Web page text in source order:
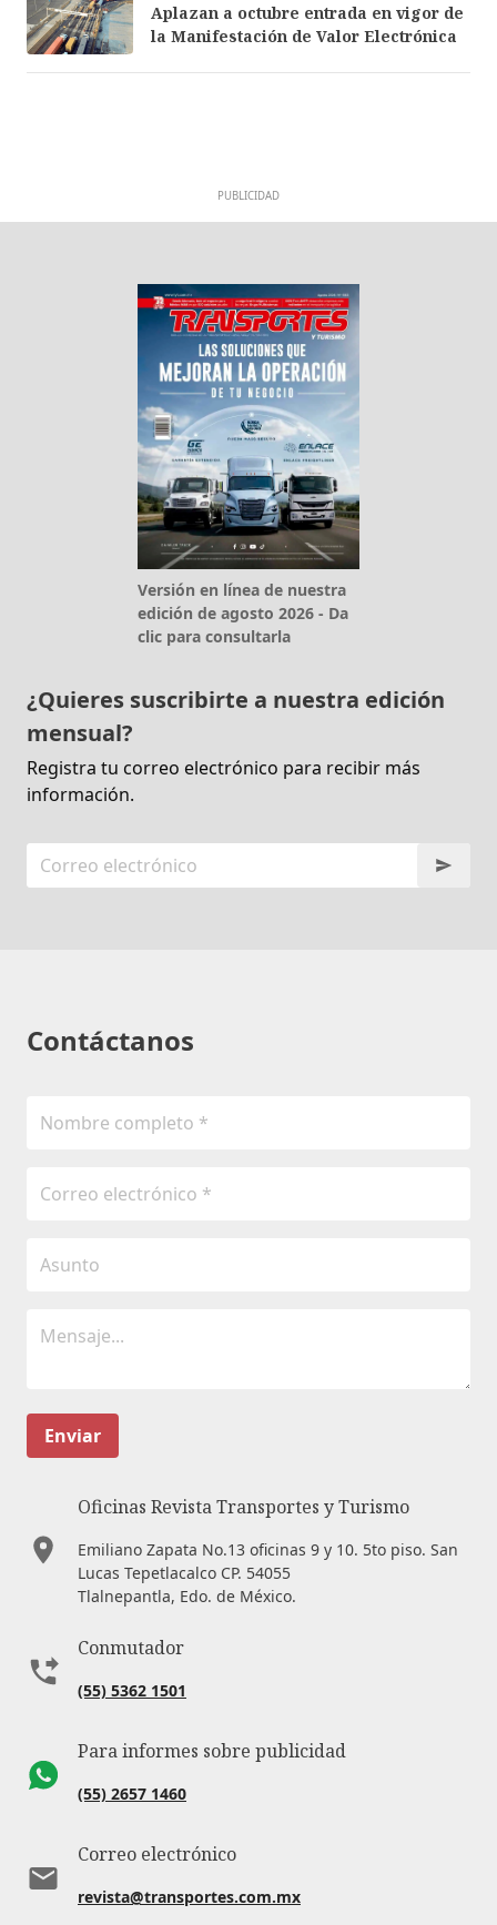
Aplazan a octubre entrada en vigor de
la Manifestación de Valor Electrónica
PUBLICIDAD
Versión en línea de nuestra
edición de agosto 2026 - Da
clic para consultarla
¿Quieres suscribirte a nuestra edición
mensual?
Registra tu correo electrónico para recibir más
información.
Contáctanos
Enviar
Oficinas Revista Transportes y Turismo
Emiliano Zapata No.13 oficinas 9 y 10. 5to piso. San
Lucas Tepetlacalco CP. 54055
Tlalnepantla, Edo. de México.
Conmutador
(55) 5362 1501
Para informes sobre publicidad
(55) 2657 1460
Correo electrónico
revista@transportes.com.mx